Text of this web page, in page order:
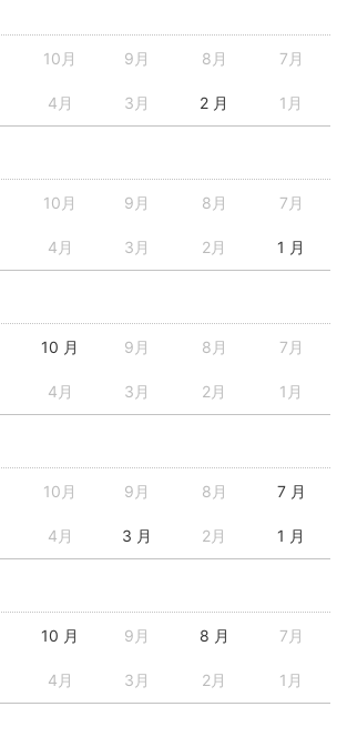
10月 9月 8月 7月
4月 3月 2 月 1月
10月 9月 8月 7月
4月 3月 2月 1 月
10 月 9月 8月 7月
4月 3月 2月 1月
10月 9月 8月 7 月
4月 3 月 2月 1 月
10 月 9月 8 月 7月
4月 3月 2月 1月